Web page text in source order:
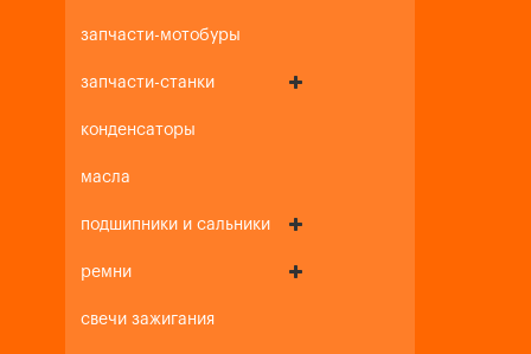
запчасти-мотобуры
запчасти-станки
конденсаторы
масла
подшипники и сальники
ремни
свечи зажигания